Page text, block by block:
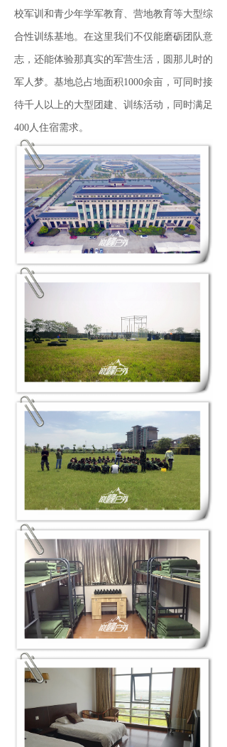
校军训和青少年学军教育、营地教育等大型综
合性训练基地。在这里我们不仅能磨砺团队意
志，还能体验那真实的军营生活，圆那儿时的
军人梦。基地总占地面积1000余亩，可同时接
待千人以上的大型团建、训练活动，同时满足
400人住宿需求。